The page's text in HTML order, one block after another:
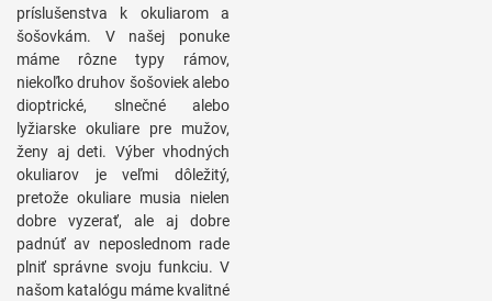
príslušenstva k okuliarom a
šošovkám. V našej ponuke
máme rôzne typy rámov,
niekoľko druhov šošoviek alebo
dioptrické, slnečné alebo
lyžiarske okuliare pre mužov,
ženy aj deti. Výber vhodných
okuliarov je veľmi dôležitý,
pretože okuliare musia nielen
dobre vyzerať, ale aj dobre
padnúť av neposlednom rade
plniť správne svoju funkciu. V
našom katalógu máme kvalitné